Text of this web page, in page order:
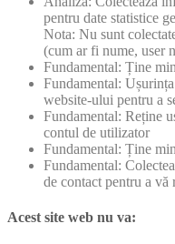
pentru date statistice
Nota: Nu sunt
(cum ar fi nume, user
Fundamental: Ține
Fundamental:
website-ului pentru a
Fundamental: Reține
contul de utilizator
Fundamental: Ține
Fundamental:
de contact pentru a
Acest site web nu va: